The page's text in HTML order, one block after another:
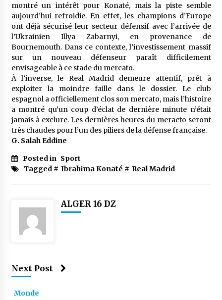
montré un intérêt pour Konaté, mais la piste semble
aujourd’hui refroidie. En effet, les champions d’Europe
ont déjà sécurisé leur secteur défensif avec l’arrivée de
l’Ukrainien Illya Zabarnyi, en provenance de
Bournemouth. Dans ce contexte, l’investissement massif
sur un nouveau défenseur paraît difficilement
envisageable à ce stade du mercato.
À l’inverse, le Real Madrid demeure attentif, prêt à
exploiter la moindre faille dans le dossier. Le club
espagnol a officiellement clos son mercato, mais l’histoire
a montré qu’un coup d’éclat de dernière minute n’était
jamais à exclure. Les dernières heures du meracto seront
très chaudes pour l’un des piliers de la défense française.
G. Salah Eddine
Posted in Sport
Tagged # Ibrahima Konaté # Real Madrid
ALGER 16 DZ
Next Post
Monde